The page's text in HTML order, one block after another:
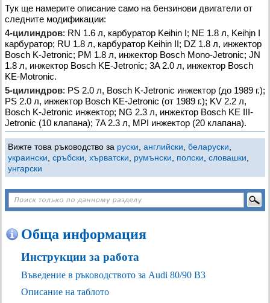
Тук ще намерите описание само на бензинови двигатели от
следните модификации:
4-цилиндров: RN 1.6 л, карбуратор Keihin I; NE 1.8 л, Keihjn I
карбуратор; RU 1.8 л, карбуратор Keihin II; DZ 1.8 л, инжектор
Bosch K-Jetronic; PM 1.8 л, инжектор Bosch Mono-Jetronic; JN
1.8 л, инжектор Bosch KE-Jetronic; 3A 2.0 л, инжектор Bosch
KE-Motronic.
5-цилиндров: PS 2.0 л, Bosch K-Jetronic инжектор (до 1989 г.);
PS 2.0 л, инжектор Bosch KE-Jetronic (от 1989 г.); KV 2.2 л,
Bosch K-Jetronic инжектор; NG 2.3 л, инжектор Bosch KE III-
Jetronic (10 клапана); 7A 2.3 л, MPI инжектор (20 клапана).
Вижте това ръководство за руски английски беларуски
украински сръбски хърватски румънски полски словашки
унгарски
Обща информация
Инструкции за работа
Въведение в ръководството за Audi 80/90 B3
Описание на таблото